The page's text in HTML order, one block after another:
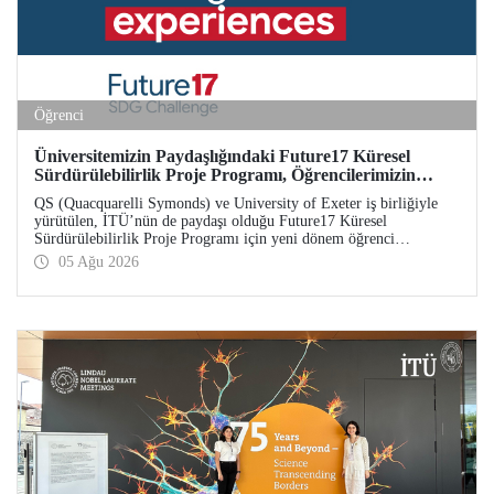
Öğrenci
Üniversitemizin Paydaşlığındaki Future17 Küresel
Sürdürülebilirlik Proje Programı, Öğrencilerimizin
Başvurularını Bekliyor
QS (Quacquarelli Symonds) ve University of Exeter iş birliğiyle
yürütülen, İTÜ’nün de paydaşı olduğu Future17 Küresel
Sürdürülebilirlik Proje Programı için yeni dönem öğrenci
başvuruları açıldı. Başvurular için son gün 31 Ağustos!
05 Ağu 2026